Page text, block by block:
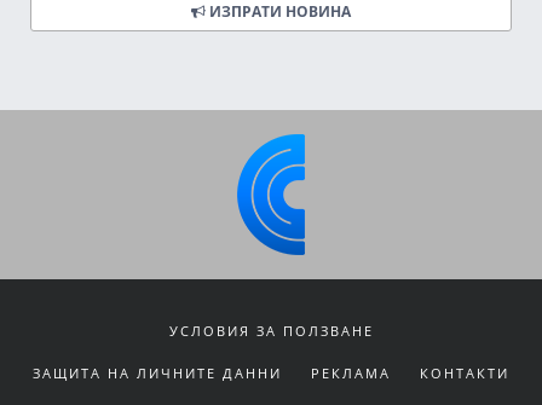
ИЗПРАТИ НОВИНА
УСЛОВИЯ ЗА ПОЛЗВАНЕ
ЗАЩИТА НА ЛИЧНИТЕ ДАННИ РЕКЛАМА КОНТАКТИ